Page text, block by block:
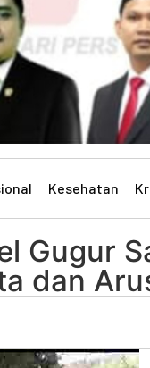
Kesehatan
Gugur
dan